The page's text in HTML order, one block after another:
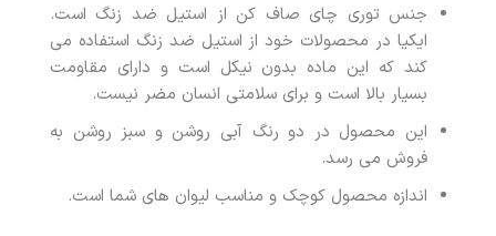
جنس توری چای صاف کن از استیل ضد زنگ است.
ایکیا در محصولات خود از استیل ضد زنگ استفاده می
کند که این ماده بدون نیکل است و دارای مقاومت
بسیار بالا است و برای سلامتی انسان مضر نیست.
این محصول در دو رنگ آبی روشن و سبز روشن به
فروش می رسد.
اندازه محصول کوچک و مناسب لیوان های شما است.